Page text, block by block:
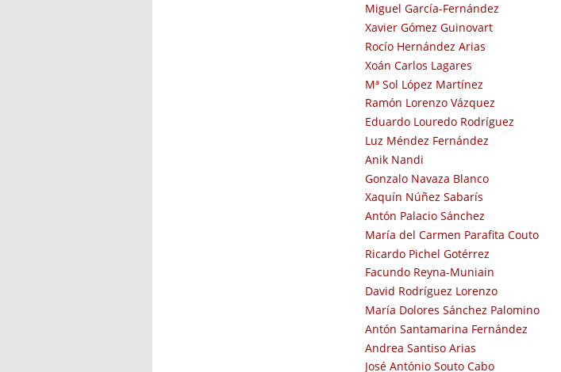
Miguel García-Fernández
Xavier Gómez Guinovart
Rocío Hernández Arias
Xoán Carlos Lagares
Mª Sol López Martínez
Ramón Lorenzo Vázquez
Eduardo Louredo Rodríguez
Luz Méndez Fernández
Anik Nandi
Gonzalo Navaza Blanco
Xaquín Núñez Sabarís
Antón Palacio Sánchez
María del Carmen Parafita Couto
Ricardo Pichel Gotérrez
Facundo Reyna-Muniain
David Rodríguez Lorenzo
María Dolores Sánchez Palomino
Antón Santamarina Fernández
Andrea Santiso Arias
José António Souto Cabo